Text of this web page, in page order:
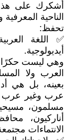
أشكرك على
الناحية
تحفظ:
✅ اللغة
أيديولوجية.
وهي ليست
العرب ولا
بعينه، بل هي
عرب وغير عرب
مسلمون،
أناركيون،
الانتماءات